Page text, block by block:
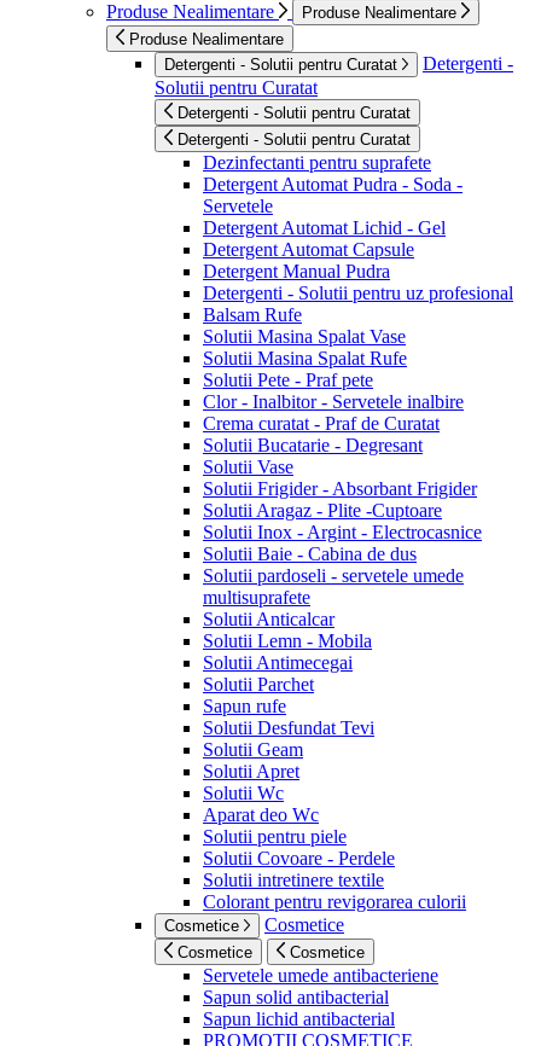
Produse Nealimentare
Produse Nealimentare
Produse Nealimentare
Detergenti - Solutii pentru Curatat
Detergenti -
Solutii pentru Curatat
Detergenti - Solutii pentru Curatat
Detergenti - Solutii pentru Curatat
Dezinfectanti pentru suprafete
Detergent Automat Pudra - Soda -
Servetele
Detergent Automat Lichid - Gel
Detergent Automat Capsule
Detergent Manual Pudra
Detergenti - Solutii pentru uz profesional
Balsam Rufe
Solutii Masina Spalat Vase
Solutii Masina Spalat Rufe
Solutii Pete - Praf pete
Clor - Inalbitor - Servetele inalbire
Crema curatat - Praf de Curatat
Solutii Bucatarie - Degresant
Solutii Vase
Solutii Frigider - Absorbant Frigider
Solutii Aragaz - Plite -Cuptoare
Solutii Inox - Argint - Electrocasnice
Solutii Baie - Cabina de dus
Solutii pardoseli - servetele umede
multisuprafete
Solutii Anticalcar
Solutii Lemn - Mobila
Solutii Antimecegai
Solutii Parchet
Sapun rufe
Solutii Desfundat Tevi
Solutii Geam
Solutii Apret
Solutii Wc
Aparat deo Wc
Solutii pentru piele
Solutii Covoare - Perdele
Solutii intretinere textile
Colorant pentru revigorarea culorii
Cosmetice Cosmetice
Cosmetice Cosmetice
Servetele umede antibacteriene
Sapun solid antibacterial
Sapun lichid antibacterial
PROMOTII COSMETICE